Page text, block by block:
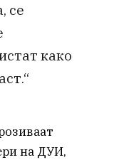
се
како
на ДУИ,